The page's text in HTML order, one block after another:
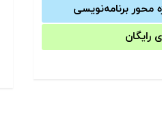
محور برنامه‌نویسی
رایگان